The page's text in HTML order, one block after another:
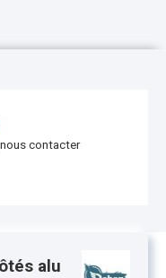
alu
contacter